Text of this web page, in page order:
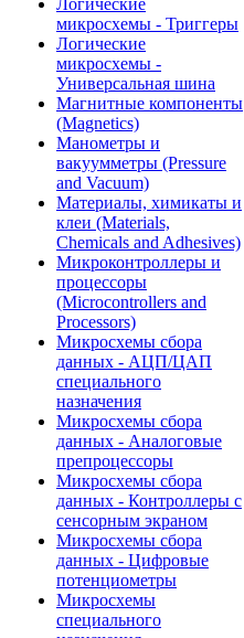
Логические
микросхемы - Триггеры
Логические
микросхемы -
Универсальная шина
Магнитные компоненты
(Magnetics)
Манометры и
вакуумметры (Pressure
and Vacuum)
Материалы, химикаты и
клеи (Materials,
Chemicals and Adhesives)
Микроконтроллеры и
процессоры
(Microcontrollers and
Processors)
Микросхемы сбора
данных - АЦП/ЦАП
специального
назначения
Микросхемы сбора
данных - Аналоговые
препроцессоры
Микросхемы сбора
данных - Контроллеры с
сенсорным экраном
Микросхемы сбора
данных - Цифровые
потенциометры
Микросхемы
специального